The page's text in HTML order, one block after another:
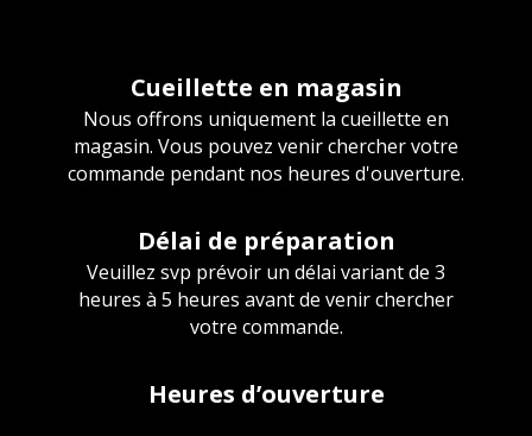
Cueillette en magasin
Nous offrons uniquement la cueillette en
magasin. Vous pouvez venir chercher votre
commande pendant nos heures d'ouverture.
Délai de préparation
Veuillez svp prévoir un délai variant de 3
heures à 5 heures avant de venir chercher
votre commande.
Heures d’ouverture